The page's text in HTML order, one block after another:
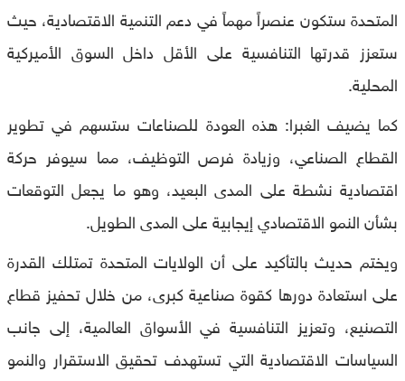
المتحدة ستكون عنصراً مهماً في دعم التنمية الاقتصادية، حيث
ستعزز قدرتها التنافسية على الأقل داخل السوق الأميركية
المحلية.
كما يضيف الغبرا: هذه العودة للصناعات ستسهم في تطوير
القطاع الصناعي، وزيادة فرص التوظيف، مما سيوفر حركة
اقتصادية نشطة على المدى البعيد، وهو ما يجعل التوقعات
بشأن النمو الاقتصادي إيجابية على المدى الطويل.
ويختم حديث بالتأكيد على أن الولايات المتحدة تمتلك القدرة
على استعادة دورها كقوة صناعية كبرى، من خلال تحفيز قطاع
التصنيع، وتعزيز التنافسية في الأسواق العالمية، إلى جانب
السياسات الاقتصادية التي تستهدف تحقيق الاستقرار والنمو